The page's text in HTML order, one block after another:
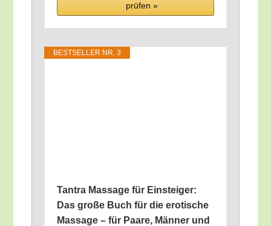
prü­fen »
BEST­SEL­LER NR. 3
Tan­tra Mas­sa­ge für Ein­stei­ger:
Das gro­ße Buch für die ero­ti­sche
Mas­sa­ge – für Paa­re, Män­ner und